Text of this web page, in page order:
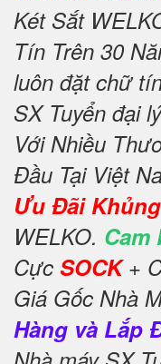
Két Sắt
Tín Trên 30
luôn đặt chữ
SX Tuyển đại
Với Nhiều
Đầu Tại Việt
Ưu Đãi Khủng
WELKO. Cam
Cực SOCK+
Giá Gốc Nhà
Hàng và Lắp